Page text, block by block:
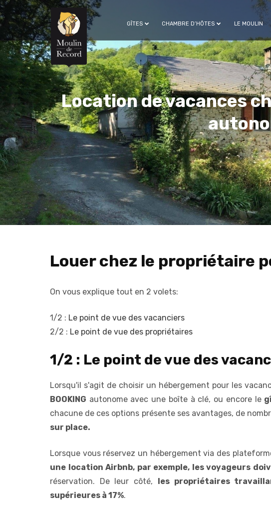
GÎTES CHAMBRE D’HÔTES LE MOULIN
Location de vacances
Louer chez le propriétaire
On vous explique tout en 2 volets:
1/2 : Le point de vue des vacanciers
2/2 : Le point de vue des propriétaires
1/2 : Le point de vue des
Lorsqu'il s'agit de choisir un hébergement pour les
BOOKING autonome avec une boîte à clé, ou encore le
chacune de ces options présente ses avantages, de
sur place.
Lorsque vous réservez un hébergement via des
une location Airbnb, par exemple, les voyageurs
réservation. De leur côté, les propriétaires
supérieures à 17%.